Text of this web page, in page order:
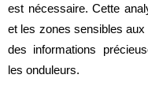
est nécessaire. Cette
et les zones sensibles
des informations
les onduleurs.